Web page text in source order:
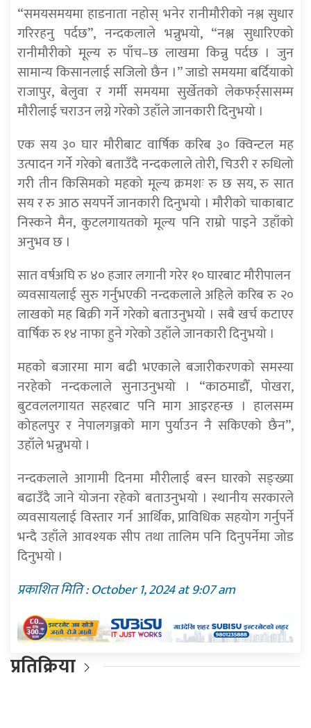
“समयसमयमा हाडनाता नहोस् भनेर रानीमौरीको नश्ल सुधार
गरिरहनु पर्दछ”, नन्दकलाले भन्नुभयो, “नश्ल सुधारिएको
रानीमौरीको मूल्य रु पाँच–छ लाखमा किन्नु पर्दछ । जुन
सामान्य किसानलाई सजिलो छैन ।” जाडो समयमा बर्दियाको
राजापुर, बेलुवा र गर्मी समयमा सुर्खेतको लेकफर्र्सासम्म
मौरीलाई चराउन लग्ने गरेको उहाँले जानकारी दिनुभयो ।
एक सय ३० घार मौरीबाट वार्षिक करिब ३० क्विन्टल मह
उत्पादन गर्ने गरेको बताउँदै नन्दकलाले तोरी, चिउरी र रुधिलो
गरी तीन किसिमको महको मूल्य क्रमशः रु छ सय, रु सात
सय र रु आठ सयपर्ने जानकारी दिनुभयो । मौरीको चाकाबाट
निस्कने मैन, कुटलगायतको मूल्य पनि राम्रो पाइने उहाँको
अनुभव छ ।
सात वर्षअघि रु ४० हजार लगानी गरेर १० घारबाट मौरीपालन
व्यवसायलाई सुरु गर्नुभएकी नन्दकलाले अहिले करिब रु २०
लाखको मह बिक्री गर्ने गरेको बताउनुभयो । सबै खर्च कटाएर
वार्षिक रु १४ नाफा हुने गरेको उहाँले जानकारी दिनुभयो ।
महको बजारमा माग बढी भएकाले बजारीकरणको समस्या
नरहेको नन्दकलाले सुनाउनुभयो । “काठमाडौँ, पोखरा,
बुटवललगायत सहरबाट पनि माग आइरहन्छ । हालसम्म
कोहलपुर र नेपालगञ्जको माग पुर्याउन नै सकिएको छैन”,
उहाँले भन्नुभयो ।
नन्दकलाले आगामी दिनमा मौरीलाई बस्न घारको सङ्ख्या
बढाउँदै जाने योजना रहेको बताउनुभयो । स्थानीय सरकारले
व्यवसायलाई विस्तार गर्न आर्थिक, प्राविधिक सहयोग गर्नुपर्ने
भन्दै उहाँले आवश्यक सीप तथा तालिम पनि दिनुपर्नेमा जोड
दिनुभयो ।
प्रकाशित मिति : October 1, 2024 at 9:07 am
प्रतिक्रिया